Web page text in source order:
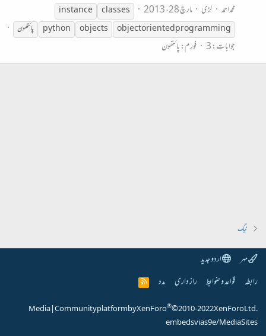
محمداحمد لڑی مارچ 28، 2013 classes
instance
object oriented programming
objects
python پائتھون
جوابات: 3 فورم:پائتھون
ٹیگ
مہر
اردو جدید
رابطہ قواعد و ضوابط راز داری مدد
R
S
Community platform by XenForo®© 2010-2022 XenForo Ltd.
|
Media
embeds via s9e/MediaSites